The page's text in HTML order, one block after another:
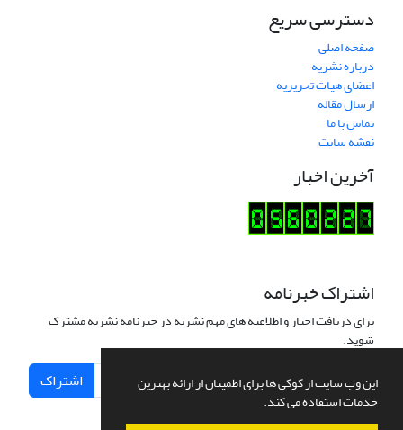
این وب سایت از کوکی ها برای اطمینان از ارائه بهترین
خدمات استفاده می کند.
دسترسی سریع
صفحه اصلی
درباره نشریه
اعضای هیات تحریریه
ارسال مقاله
تماس با ما
نقشه سایت
آخرین اخبار
اشتراک خبرنامه
برای دریافت اخبار و اطلاعیه های مهم نشریه در خبرنامه نشریه مشترک
شوید.
اشتراک